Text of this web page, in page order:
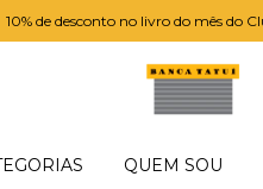
10% de desconto no livro do mês do
QUEM SOU